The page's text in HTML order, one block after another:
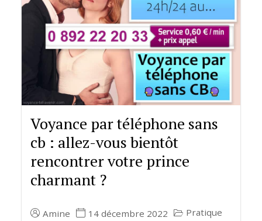
Voyance par téléphone sans
cb : allez-vous bientôt
rencontrer votre prince
charmant ?
Amine 14 décembre 2022
Pratique